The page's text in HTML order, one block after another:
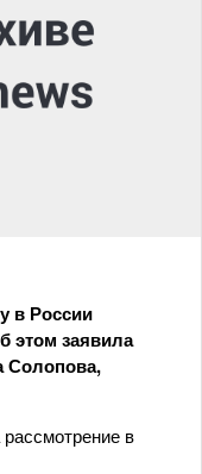
в России
этом заявила
Солопова,
в